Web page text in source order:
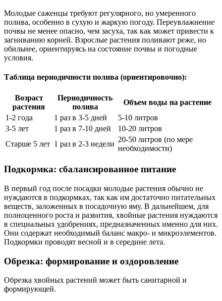
Молодые саженцы требуют регулярного, но умеренного
полива, особенно в сухую и жаркую погоду. Переувлажнение
почвы не менее опасно, чем засуха, так как может привести к
загниванию корней. Взрослые растения поливают реже, но
обильнее, ориентируясь на состояние почвы и погодные
условия.
Таблица периодичности полива (ориентировочно):
Возраст
растения
Периодичность
полива
Объем воды на растение
1-2 года
1 раз в 3-5 дней
5-10 литров
3-5 лет
1 раз в 7-10 дней
10-20 литров
Старше 5 лет 1 раз в 2-3 недели
20-50 литров (по мере
необходимости)
Подкормка: сбалансированное питание
В первый год после посадки молодые растения обычно не
нуждаются в подкормках, так как им достаточно питательных
веществ, заложенных в посадочную яму. В дальнейшем, для
полноценного роста и развития, хвойные растения нуждаются
в специальных удобрениях, предназначенных именно для них.
Они содержат необходимый баланс макро- и микроэлементов.
Подкормки проводят весной и в середине лета.
Обрезка: формирование и оздоровление
Обрезка хвойных растений может быть санитарной и
формирующей.